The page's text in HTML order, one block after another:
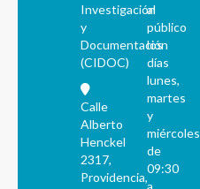
Investigación
y
Documentación
(CIDOC)
Calle
Alberto
Henckel
2317,
Providencia,
al
público
los
días
lunes,
martes
y
miércoles
de
09:30
a